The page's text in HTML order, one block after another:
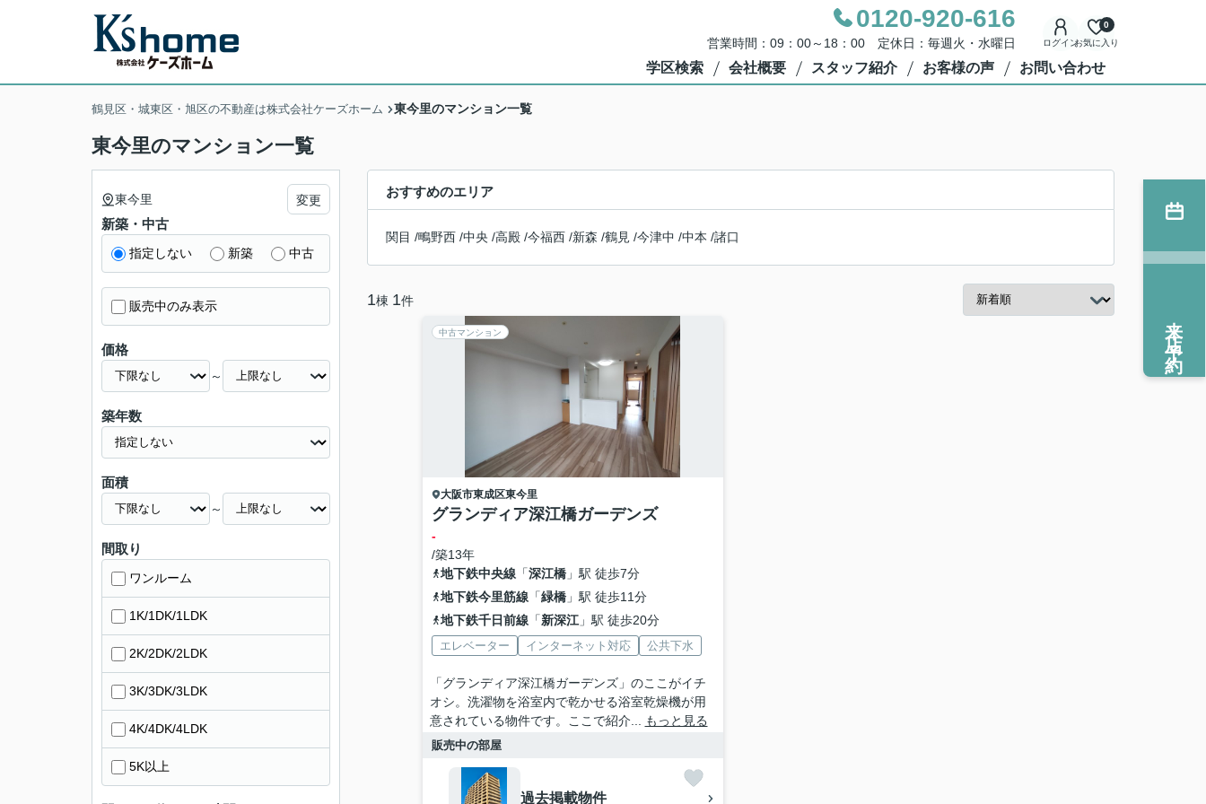
0120-920-616
営業時間：09：00～18：00 定休日：毎週火・水曜日 ログインお気に入り
0
学区検索 会社概要 スタッフ紹介 お客様の声 お問い合わせ
鶴見区・城東区・旭区の不動産は株式会社ケーズホーム 東今里のマンション一覧
東今里のマンション一覧
おすすめのエリア
関目 /鴫野西 /中央 /高殿 /今福西 /新森 /鶴見 /今津中 /中本 /諸口
1棟 1件
中古マンション
大阪市東成区東今里
グランディア深江橋ガーデンズ
-
/築13年
地下鉄中央線「深江橋」駅 徒歩7分
地下鉄今里筋線「緑橋」駅 徒歩11分
地下鉄千日前線「新深江」駅 徒歩20分
エレベーター インターネット対応 公共下水
「グランディア深江橋ガーデンズ」のここがイチ
オシ。洗濯物を浴室内で乾かせる浴室乾燥機が用
意されている物件です。ここで紹介...
もっと見る
販売中の部屋
過去掲載物件
東今里 変更
新築・中古
指定しない 新築 中古
販売中のみ表示
価格
～
築年数
面積
～
間取り
ワンルーム
1K/1DK/1LDK
2K/2DK/2LDK
3K/3DK/3LDK
4K/4DK/4LDK
5K以上
来店予約